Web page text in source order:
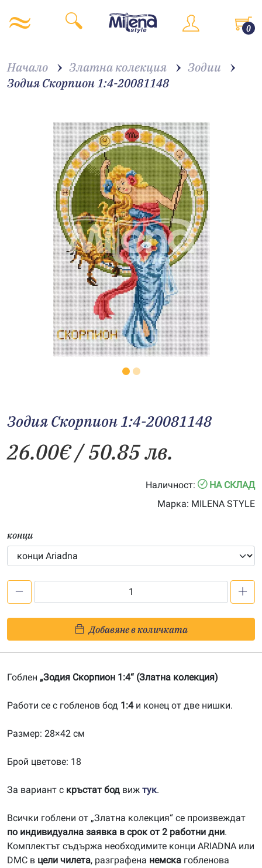
0
Начало Златна колекция
Зодии
Зодия Скорпион 1:4-20081148
Зодия Скорпион 1:4-20081148
26.00€/ 50.85 лв.
Наличност:
НА СКЛАД
Марка: MILENA STYLE
конци
Скорпион
1:4-
Добавяне в количката
Гоблен „Зодия Скорпион 1:4“ (Златна колекция)
Работи се с гобленов бод 1:4и конец от две нишки.
Размер: 28×42 см
Брой цветове: 18
За вариант с кръстат бод виж тук.
Всички гоблени от „Златна колекция“ се произвеждат
по индивидуална заявка в срок от 2 работни дни.
Комплектът съдържа необходимите конци ARIADNA или
DMC в цели чилета, разграфена немска гобленова